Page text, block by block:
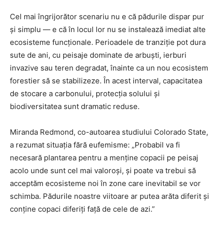
Cel mai îngrijorător scenariu nu e că pădurile dispar pur
și simplu — e că în locul lor nu se instalează imediat alte
ecosisteme funcționale. Perioadele de tranziție pot dura
sute de ani, cu peisaje dominate de arbuști, ierburi
invazive sau teren degradat, înainte ca un nou ecosistem
forestier să se stabilizeze. În acest interval, capacitatea
de stocare a carbonului, protecția solului și
biodiversitatea sunt dramatic reduse.
Miranda Redmond, co-autoarea studiului Colorado State,
a rezumat situația fără eufemisme: „Probabil va fi
necesară plantarea pentru a menține copacii pe peisaj
acolo unde sunt cel mai valoroși, și poate va trebui să
acceptăm ecosisteme noi în zone care inevitabil se vor
schimba. Pădurile noastre viitoare ar putea arăta diferit și
conține copaci diferiți față de cele de azi.”